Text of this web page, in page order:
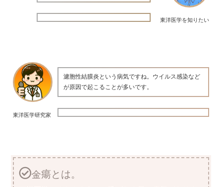
東洋医学を知りたい
東洋医学研究家
濾胞性結膜炎という病気ですね。ウイルス感染など
が原因で起こることが多いです。
金瘍とは。